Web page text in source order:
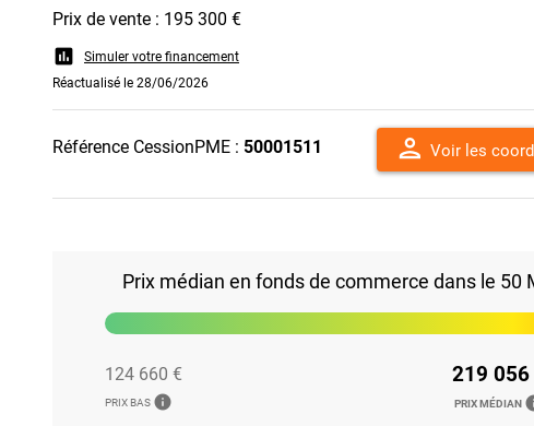
Prix de vente : 195 300 €
assessment
Simuler votre financement
Réactualisé le 28/06/2026
Référence CessionPME : 50001511 person Voir les
Prix médian en fonds de commerce dans le 50
124 660 €
PRIX BAS info
219 056
PRIX MÉDIAN